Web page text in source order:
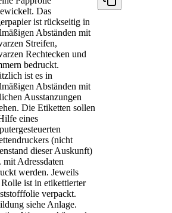
Das
ist rückseitig in
Abständen mit
Streifen,
Rechtecken und
bedruckt.
ist es in
Abständen mit
Ausstanzungen
Die Etiketten sollen
eines
(nicht
dieser Auskunft)
mit Adressdaten
werden. Jeweils
ist in etikettierter
verpackt.
siehe Anlage.